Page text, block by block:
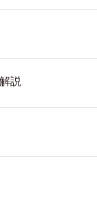
説